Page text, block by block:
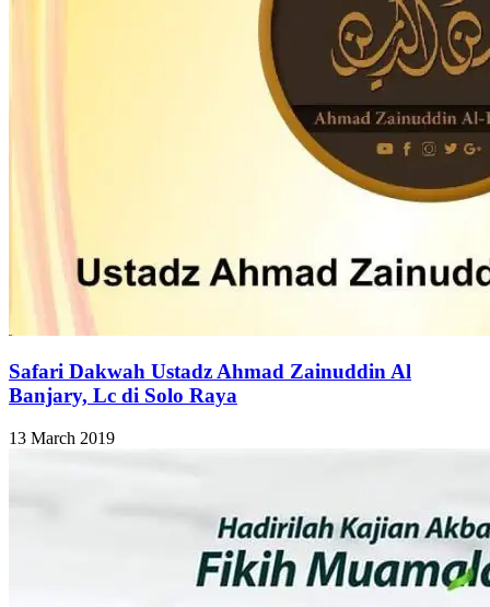
Safari Dakwah Ustadz Ahmad Zainuddin Al
Banjary, Lc di Solo Raya
13 March 2019